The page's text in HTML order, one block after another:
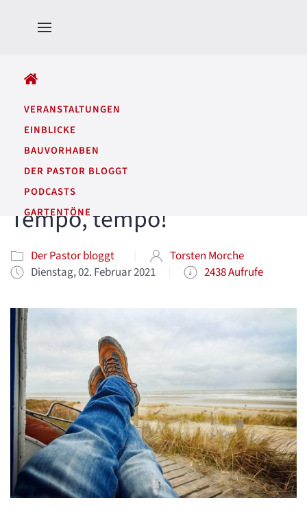
VERANSTALTUNGEN
EINBLICKE
BAUVORHABEN
DER PASTOR BLOGGT
PODCASTS
GARTENTÖNE
Tempo, tempo!
Der Pastor bloggt
Torsten Morche
Dienstag, 02. Februar 2021
2438 Aufrufe